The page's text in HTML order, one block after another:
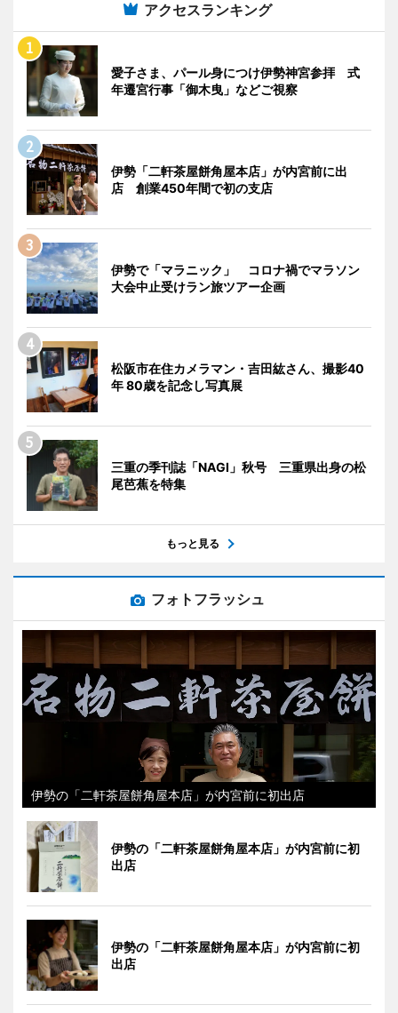
アクセスランキング
愛子さま、パール身につけ伊勢神宮参拝 式
年遷宮行事「御木曳」などご視察
伊勢「二軒茶屋餅角屋本店」が内宮前に出
店 創業450年間で初の支店
伊勢で「マラニック」 コロナ禍でマラソン
大会中止受けラン旅ツアー企画
松阪市在住カメラマン・吉田紘さん、撮影40
年 80歳を記念し写真展
三重の季刊誌「NAGI」秋号 三重県出身の松
尾芭蕉を特集
もっと見る
フォトフラッシュ
伊勢の「二軒茶屋餅角屋本店」が内宮前に初出店
伊勢の「二軒茶屋餅角屋本店」が内宮前に初
出店
伊勢の「二軒茶屋餅角屋本店」が内宮前に初
出店